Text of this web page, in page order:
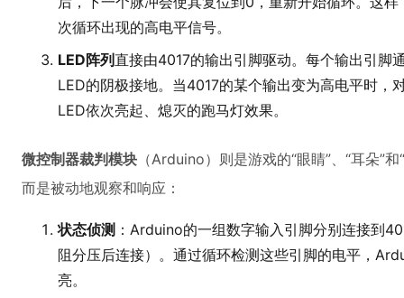
次循环出现的高电平信号。
LED阵列直接由4017的输出引脚驱动。每个输出引脚
LED的阴极接地。当4017的某个输出变为高电平时，
LED依次亮起、熄灭的跑马灯效果。
微控制器裁判模块 （Arduino）则是游戏的“眼睛”、“耳朵”
而是被动地观察和响应：
状态侦测 ：Arduino的一组数字输入引脚分别连接到
阻分压后连接）。通过循环检测这些引脚的电平，
亮。